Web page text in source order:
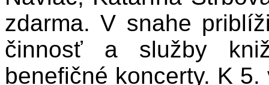
zdarma. V snahe
činnosť a služby
benefičné koncerty. K